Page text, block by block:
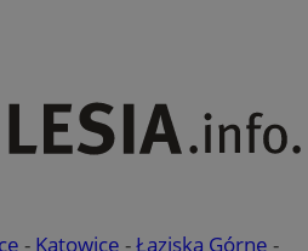
- Katowice -Łaziska Górne -